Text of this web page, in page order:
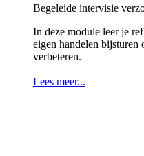
Begeleide intervisie
In deze module leer je
eigen handelen bijsturen
verbeteren.
Lees meer...